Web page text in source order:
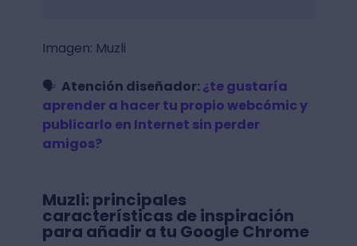
Imagen: Muzli
🗣 ️ Atención diseñador:¿te gustaría
aprender a hacer tu propio webcómic y
publicarlo en Internet sin perder
amigos?
Muzli: principales
características de inspiración
para añadir a tu Google Chrome